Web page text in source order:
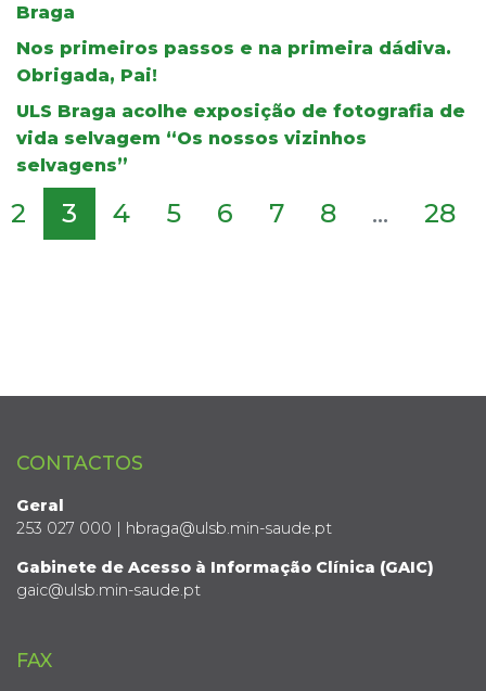
Braga
Nos primeiros passos e na primeira dádiva.
Obrigada, Pai!
ULS Braga acolhe exposição de fotografia de
vida selvagem “Os nossos vizinhos
selvagens”
2 3 4 5 6 7 8 ... 28
CONTACTOS
Geral
253 027 000 | hbraga@ulsb.min-saude.pt
Gabinete de Acesso à Informação Clínica (GAIC)
gaic@ulsb.min-saude.pt
FAX